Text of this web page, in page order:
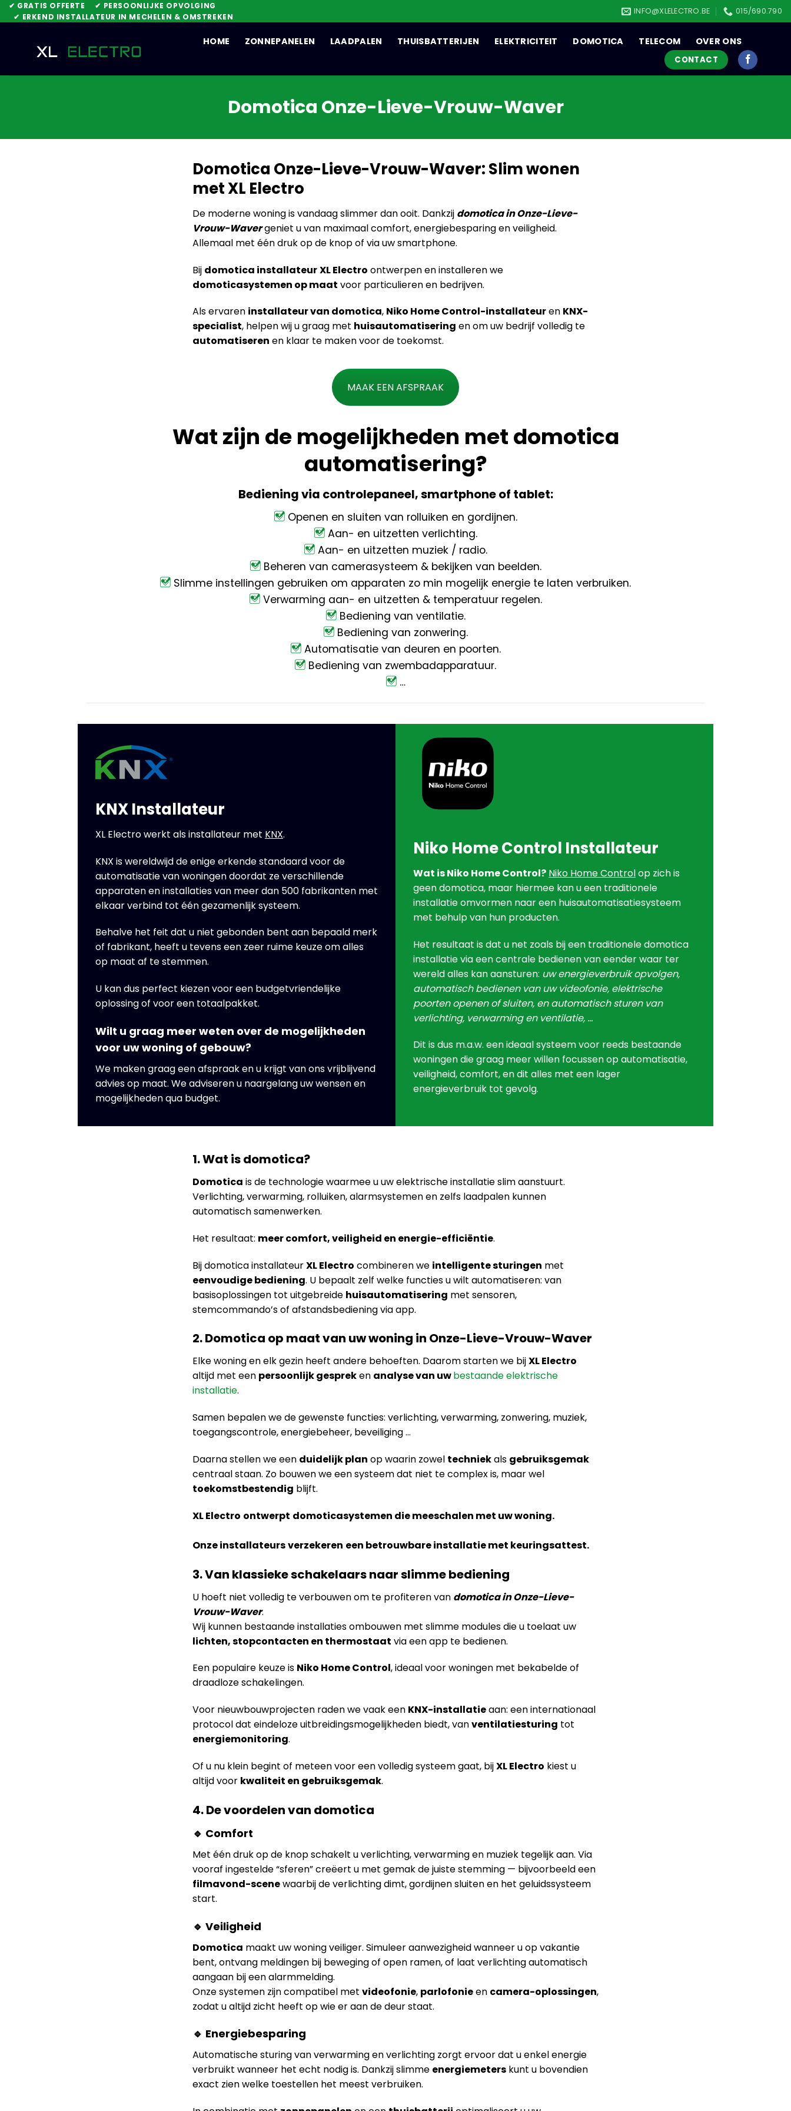
Skip
to
✔ GRATIS OFFERTE
✔ PERSOONLIJKE OPVOLGING
✔ ERKEND INSTALLATEUR IN MECHELEN & OMSTREKEN
INFO@XLELECTRO.BE 015/690.790
HOME ZONNEPANELEN LAADPALEN THUISBATTERIJEN ELEKTRICITEIT DOMOTICA TELECOM OVER ONS
CONTACT
Domotica Onze-Lieve-Vrouw-Waver
Domotica Onze-Lieve-Vrouw-Waver: Slim wonen
met XL Electro
De moderne woning is vandaag slimmer dan ooit. Dankzij domotica in Onze-Lieve-
Vrouw-Wavergeniet u van maximaal comfort, energiebesparing en veiligheid.
Allemaal met één druk op de knop of via uw smartphone.
Bij domotica installateurXL Electro ontwerpen en installeren we
domoticasystemen op maat voor particulieren en bedrijven.
Als ervaren installateur van domotica, Niko Home Control-installateuren KNX-
specialist, helpen wij u graag met huisautomatisering en om uw bedrijf volledig te
automatiseren en klaar te maken voor de toekomst.
MAAK EEN AFSPRAAK
Wat zijn de mogelijkheden met domotica
automatisering?
Bediening via controlepaneel, smartphone of tablet:
Openen en sluiten van rolluiken en gordijnen.
Aan- en uitzetten verlichting.
Aan- en uitzetten muziek / radio.
Beheren van camerasysteem & bekijken van beelden.
Slimme instellingen gebruiken om apparaten zo min mogelijk energie te laten verbruiken.
Verwarming aan- en uitzetten & temperatuur regelen.
Bediening van ventilatie.
Bediening van zonwering.
Automatisatie van deuren en poorten.
Bediening van zwembadapparatuur.
…
KNX Installateur
XL Electro werkt als installateur met KNX.
KNX is wereldwijd de enige erkende standaard voor de
automatisatie van woningen doordat ze verschillende
apparaten en installaties van meer dan 500 fabrikanten met
elkaar verbind tot één gezamenlijk systeem.
Behalve het feit dat u niet gebonden bent aan bepaald merk
of fabrikant, heeft u tevens een zeer ruime keuze om alles
op maat af te stemmen.
U kan dus perfect kiezen voor een budgetvriendelijke
oplossing of voor een totaalpakket.
Wilt u graag meer weten over de mogelijkheden
voor uw woning of gebouw?
We maken graag een afspraak en u krijgt van ons vrijblijvend
advies op maat. We adviseren u naargelang uw wensen en
mogelijkheden qua budget.
Niko Home Control Installateur
Wat is Niko Home Control? Niko Home Controlop zich is
geen domotica, maar hiermee kan u een traditionele
installatie omvormen naar een huisautomatisatiesysteem
met behulp van hun producten.
Het resultaat is dat u net zoals bij een traditionele domotica
installatie via een centrale bedienen van eender waar ter
wereld alles kan aansturen: uw energieverbruik opvolgen,
automatisch bedienen van uw videofonie, elektrische
poorten openen of sluiten, en automatisch sturen van
verlichting, verwarming en ventilatie, …
Dit is dus m.a.w. een ideaal systeem voor reeds bestaande
woningen die graag meer willen focussen op automatisatie,
veiligheid, comfort, en dit alles met een lager
energieverbruik tot gevolg.
1. Wat is domotica?
Domotica is de technologie waarmee u uw elektrische installatie slim aanstuurt.
Verlichting, verwarming, rolluiken, alarmsystemen en zelfs laadpalen kunnen
automatisch samenwerken.
Het resultaat: meer comfort, veiligheid en energie-efficiëntie.
Bij domotica installateurXL Electro combineren we intelligente sturingen met
eenvoudige bediening. U bepaalt zelf welke functies u wilt automatiseren: van
basisoplossingen tot uitgebreide huisautomatisering met sensoren,
stemcommando’s of afstandsbediening via app.
2. Domotica op maat van uw woning in Onze-Lieve-Vrouw-Waver
Elke woning en elk gezin heeft andere behoeften. Daarom starten we bijXL Electro
altijd met een persoonlijk gespreken analyse van uwbestaande elektrische
installatie.
Samen bepalen we de gewenste functies: verlichting, verwarming, zonwering, muziek,
toegangscontrole, energiebeheer, beveiliging …
Daarna stellen we een duidelijk plan op waarin zowel techniekals gebruiksgemak
centraal staan. Zo bouwen we een systeem dat niet te complex is, maar wel
toekomstbestendig blijft.
XL Electro ontwerpt domoticasystemen die meeschalen met uw woning.
Onze installateursverzekeren een betrouwbare installatie met keuringsattest.
3. Van klassieke schakelaars naar slimme bediening
U hoeft niet volledig te verbouwen om te profiteren van domotica in Onze-Lieve-
Vrouw-Waver.
Wij kunnen bestaande installaties ombouwen met slimme modules die u toelaat uw
lichten, stopcontacten en thermostaat via een app te bedienen.
Een populaire keuze is Niko Home Control, ideaal voor woningen met bekabelde of
draadloze schakelingen.
Voor nieuwbouwprojecten raden we vaak een KNX-installatieaan: een internationaal
protocol dat eindeloze uitbreidingsmogelijkheden biedt, vanventilatiesturing tot
energiemonitoring.
Of u nu klein begint of meteen voor een volledig systeem gaat, bijXL Electro kiest u
altijd voor kwaliteit en gebruiksgemak.
4. De voordelen van domotica
🔹 Comfort
Met één druk op de knop schakelt u verlichting, verwarming en muziek tegelijk aan. Via
vooraf ingestelde “sferen” creëert u met gemak de juiste stemming — bijvoorbeeld een
filmavond-scenewaarbij de verlichting dimt, gordijnen sluiten en het geluidssysteem
start.
🔹 Veiligheid
Domotica maakt uw woning veiliger. Simuleer aanwezigheid wanneer u op vakantie
bent, ontvang meldingen bij beweging of open ramen, of laat verlichting automatisch
aangaan bij een alarmmelding.
Onze systemen zijn compatibel met videofonie, parlofonieen camera-oplossingen,
zodat u altijd zicht heeft op wie er aan de deur staat.
🔹 Energiebesparing
Automatische sturing van verwarming en verlichting zorgt ervoor dat u enkel energie
verbruikt wanneer het echt nodig is. Dankzij slimme energiemeters kunt u bovendien
exact zien welke toestellen het meest verbruiken.